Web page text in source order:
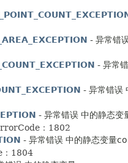
- 异常错
- 异常
- 异常错
- 异常错误 中的静态
：1802
- 异常错误 中的静态变量
：1804